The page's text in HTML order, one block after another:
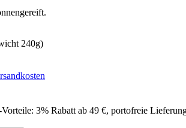
240g)
3% Rabatt ab 49 €, portofreie